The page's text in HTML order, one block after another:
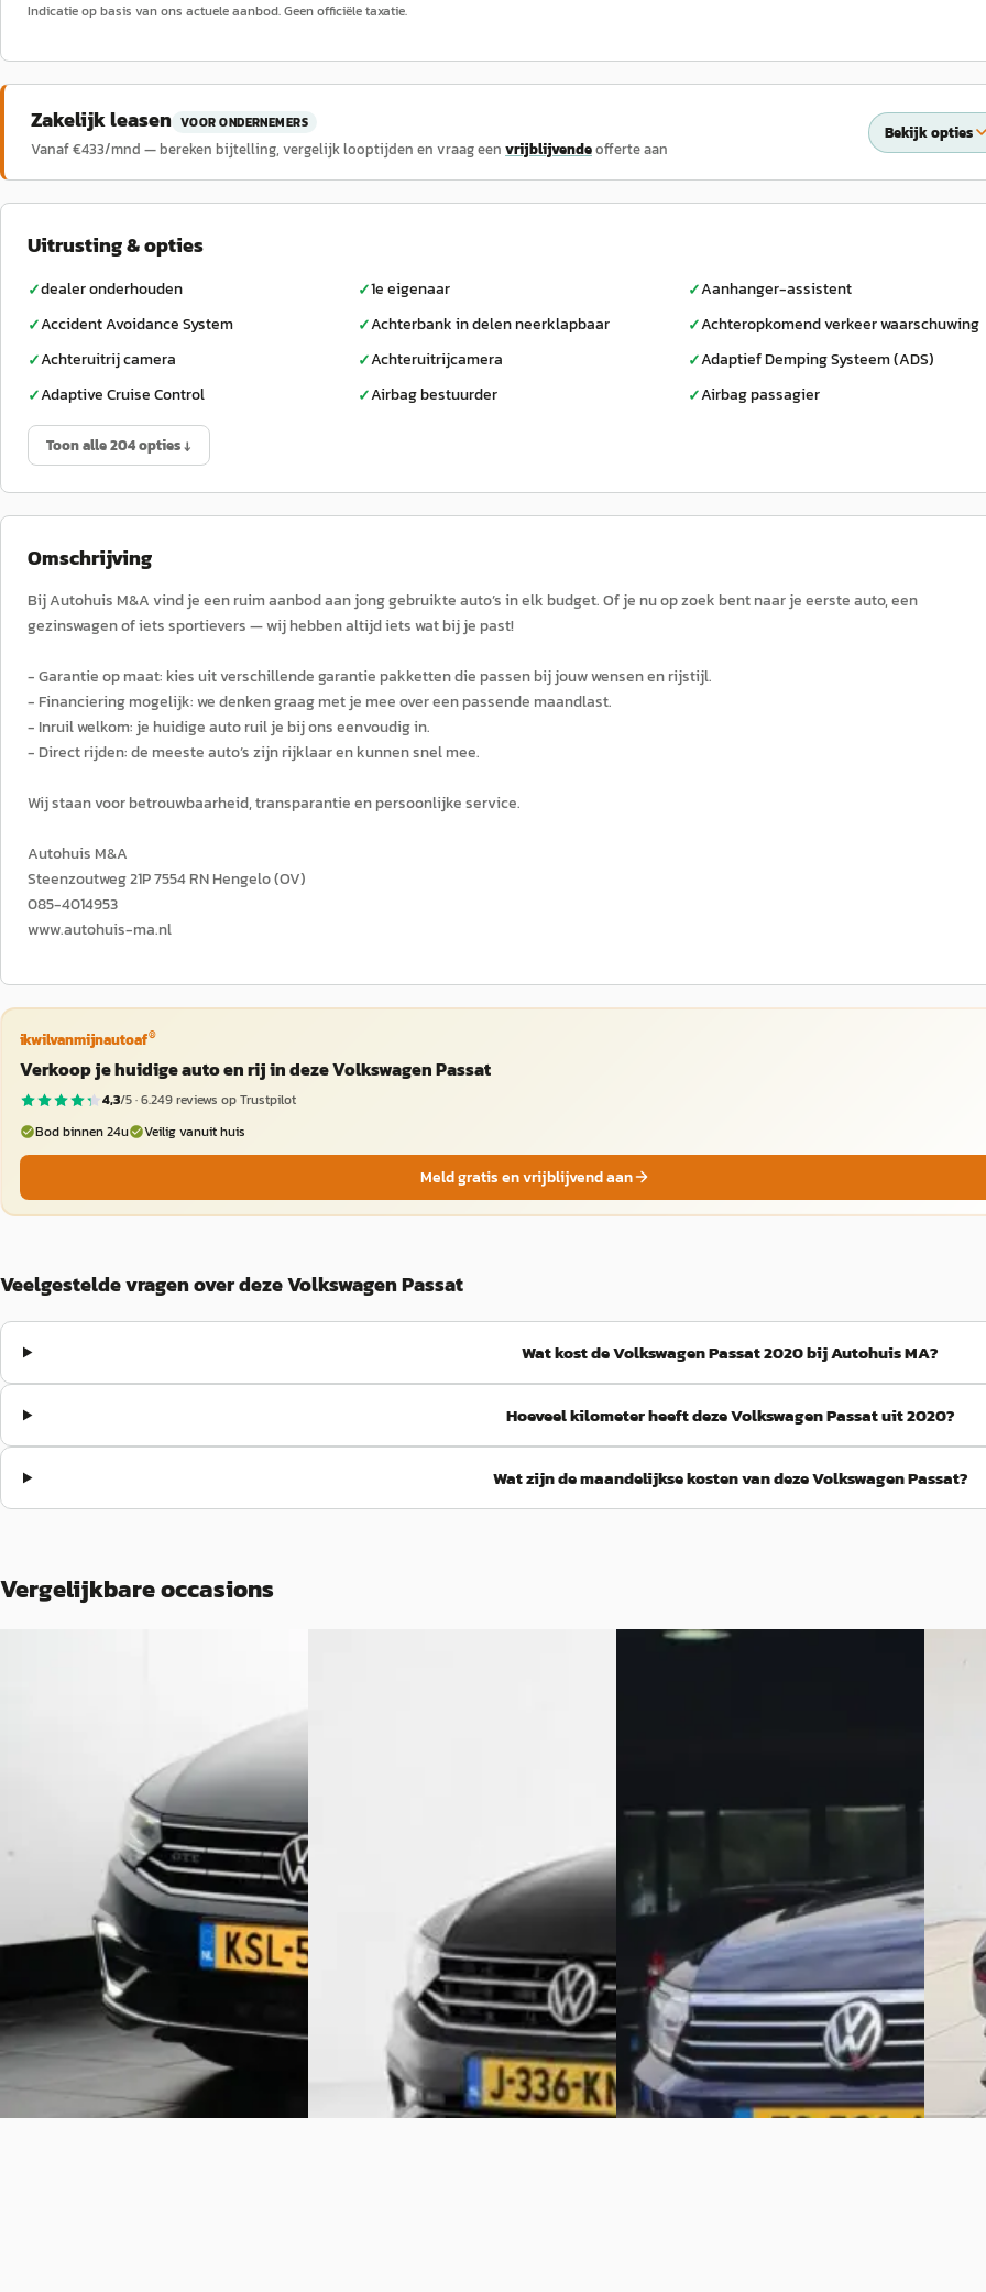
Indicatie op basis van ons actuele aanbod. Geen officiële taxatie.
Zakelijk leasen VOOR ONDERNEMERS
Vanaf €433/mnd — bereken bijtelling, vergelijk looptijden en vraag een vrijblijvendeofferte aan
Bekijk opties
Uitrusting & opties
✓dealer onderhouden ✓1e eigenaar ✓Aanhanger-assistent
✓Accident Avoidance System ✓Achterbank in delen neerklapbaar ✓Achteropkomend verkeer waarschuwing
✓Achteruitrij camera ✓Achteruitrijcamera ✓Adaptief Demping Systeem (ADS)
✓Adaptive Cruise Control ✓Airbag bestuurder ✓Airbag passagier
Toon alle 204 opties ↓
Omschrijving
Bij Autohuis M&A vind je een ruim aanbod aan jong gebruikte auto’s in elk budget. Of je nu op zoek bent naar je eerste auto, een
gezinswagen of iets sportievers — wij hebben altijd iets wat bij je past!
- Garantie op maat: kies uit verschillende garantie pakketten die passen bij jouw wensen en rijstijl.
- Financiering mogelijk: we denken graag met je mee over een passende maandlast.
- Inruil welkom: je huidige auto ruil je bij ons eenvoudig in.
- Direct rijden: de meeste auto’s zijn rijklaar en kunnen snel mee.
Wij staan voor betrouwbaarheid, transparantie en persoonlijke service.
Autohuis M&A
Steenzoutweg 21P 7554 RN Hengelo (OV)
085-4014953
www.autohuis-ma.nl
ikwilvanmijnautoaf®
Verkoop je huidige auto en rij in deze Volkswagen Passat
4,3/5 ·6.249reviews op Trustpilot
Bod binnen 24u
Veilig vanuit huis
Meld gratis en vrijblijvend aan
Veelgestelde vragen over deze Volkswagen Passat
Wat kost de Volkswagen Passat 2020 bij Autohuis MA?
Hoeveel kilometer heeft deze Volkswagen Passat uit 2020?
Wat zijn de maandelijkse kosten van deze Volkswagen Passat?
Vergelijkbare occasions
Marktconform
2022 · 53.985 km · Plug-in hybride ·
Automaat
Broekhuis Volkswagen Schagen
4,3 (241 )
Bekijk aanbieding →
2020 · 139.531 km · Benzine · Automaat
· Coevorden
Bekijk aanbieding →
Scherp geprijsd
2017 · 96.493 km · Benzine · Automaat
Teuben Auto's· Emmen
Bekijk aanbieding →
Vergelijk
2023
Bekijk